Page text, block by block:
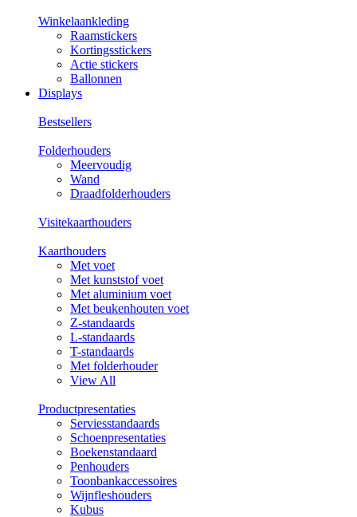
Winkelaankleding
Raamstickers
Kortingsstickers
Actie stickers
Ballonnen
Displays
Bestsellers
Folderhouders
Meervoudig
Wand
Draadfolderhouders
Visitekaarthouders
Kaarthouders
Met voet
Met kunststof voet
Met aluminium voet
Met beukenhouten voet
Z-standaards
L-standaards
T-standaards
Met folderhouder
View All
Productpresentaties
Serviesstandaards
Schoenpresentaties
Boekenstandaard
Penhouders
Toonbankaccessoires
Wijnfleshouders
Kubus